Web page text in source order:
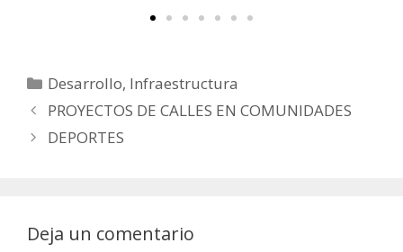
Desarrollo, Infraestructura
PROYECTOS DE CALLES EN COMUNIDADES
DEPORTES
Deja un comentario